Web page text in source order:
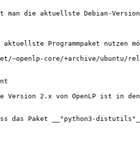
die aktuellste Debian-Version
Programmpaket nutzen
~openlp-core/+archive/ubuntu/
Version 2.x von OpenLP ist
das Paket __"python3-